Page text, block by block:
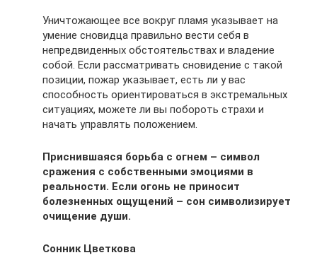
Уничтожающее все вокруг пламя указывает на
умение сновидца правильно вести себя в
непредвиденных обстоятельствах и владение
собой. Если рассматривать сновидение с такой
позиции, пожар указывает, есть ли у вас
способность ориентироваться в экстремальных
ситуациях, можете ли вы побороть страхи и
начать управлять положением.
Приснившаяся борьба с огнем – символ
сражения с собственными эмоциями в
реальности. Если огонь не приносит
болезненных ощущений – сон символизирует
очищение души.
Сонник Цветкова